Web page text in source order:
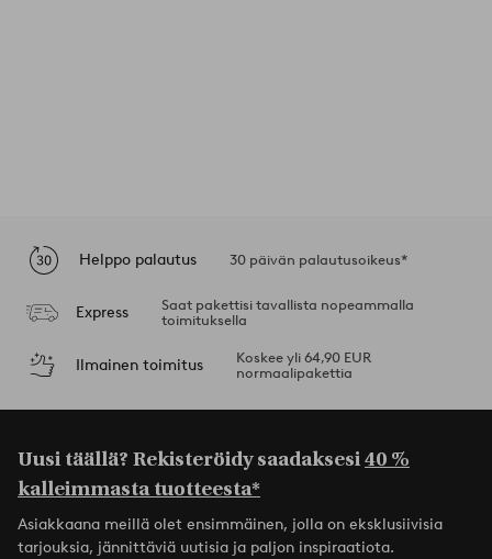
Helppo palautus 30 päivän palautusoikeus*
Express
Saat pakettisi tavallista nopeammalla
toimituksella
Ilmainen toimitus
Koskee yli 64,90 EUR
normaalipakettia
Uusi täällä? Rekisteröidy saadaksesi40 %
kalleimmasta tuotteesta*
Asiakkaana meillä olet ensimmäinen, jolla on eksklusiivisia
tarjouksia, jännittäviä uutisia ja paljon inspiraatiota.